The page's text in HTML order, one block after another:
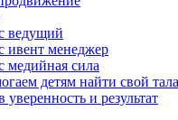
ведущий
ивент менеджер
медийная сила
детям найти свой
уверенность и результат